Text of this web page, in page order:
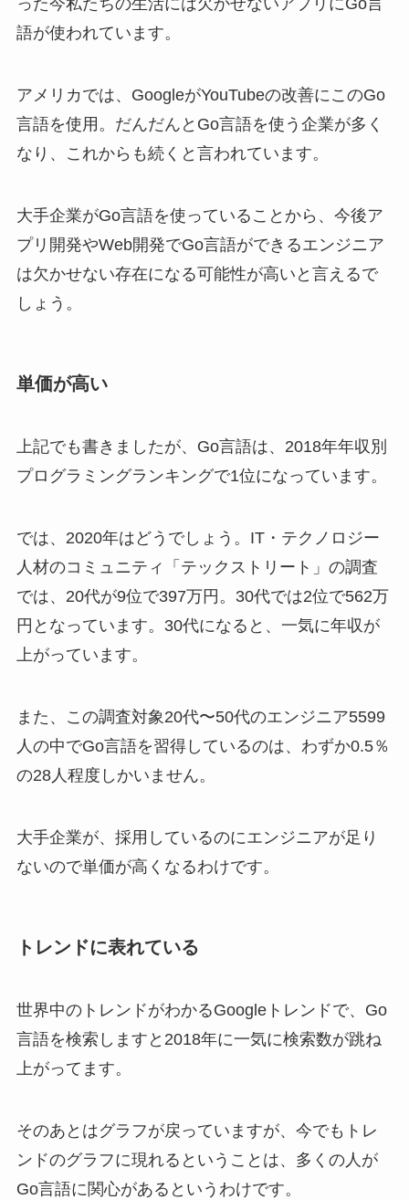
った今私たちの生活には欠かせないアプリにGo言
語が使われています。
アメリカでは、GoogleがYouTubeの改善にこのGo
言語を使用。だんだんとGo言語を使う企業が多く
なり、これからも続くと言われています。
大手企業がGo言語を使っていることから、今後ア
プリ開発やWeb開発でGo言語ができるエンジニア
は欠かせない存在になる可能性が高いと言えるで
しょう。
単価が高い
上記でも書きましたが、Go言語は、2018年年収別
プログラミングランキングで1位になっています。
では、2020年はどうでしょう。IT・テクノロジー
人材のコミュニティ「テックストリート」の調査
では、20代が9位で397万円。30代では2位で562万
円となっています。30代になると、一気に年収が
上がっています。
また、この調査対象20代〜50代のエンジニア5599
人の中でGo言語を習得しているのは、わずか0.5％
の28人程度しかいません。
大手企業が、採用しているのにエンジニアが足り
ないので単価が高くなるわけです。
トレンドに表れている
世界中のトレンドがわかるGoogleトレンドで、Go
言語を検索しますと2018年に一気に検索数が跳ね
上がってます。
そのあとはグラフが戻っていますが、今でもトレ
ンドのグラフに現れるということは、多くの人が
Go言語に関心があるというわけです。